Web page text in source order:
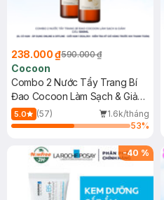
238.000 ₫590.000 ₫
Cocoon
Combo 2 Nước Tẩy Trang Bí
Đao Cocoon Làm Sạch & Giảm
Dầu 500ml
5.0 (57)
1.6k/tháng
53%
-40 %